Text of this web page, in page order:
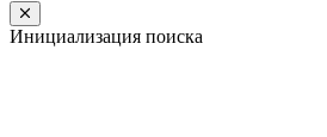
Инициализация поиска